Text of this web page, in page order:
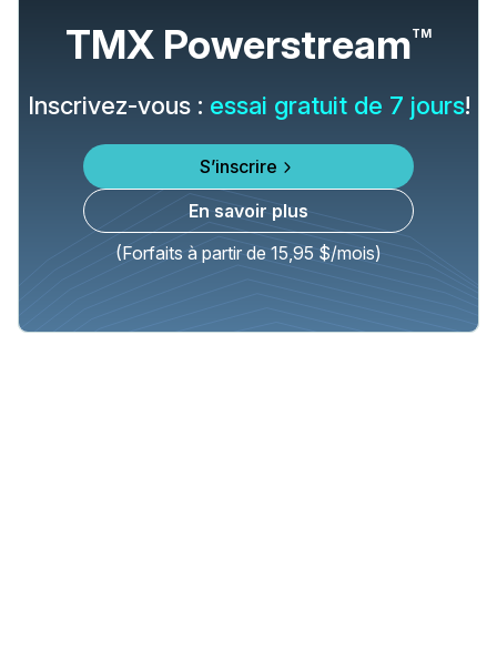
TMX PowerstreamTM
Inscrivez-vous : essai gratuit de 7 jours!
S’inscrire
En savoir plus
(Forfaits à partir de 15,95 $/mois)